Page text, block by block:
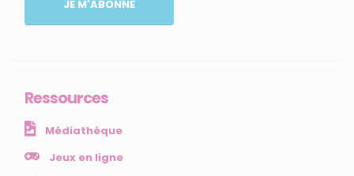
JE M'ABONNE
Ressources
Médiathèque
Jeux en ligne
Accueil
Agir
NOS SERVICES